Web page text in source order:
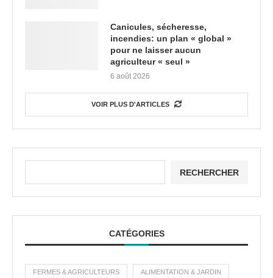
Canicules, sécheresse,
incendies: un plan « global »
pour ne laisser aucun
agriculteur « seul »
6 août 2026
VOIR PLUS D'ARTICLES
RECHERCHER
CATÉGORIES
FERMES & AGRICULTEURS ALIMENTATION & JARDIN